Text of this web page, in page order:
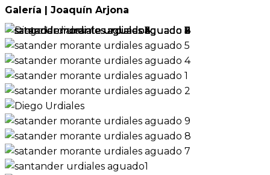
Galería | Joaquín Arjona